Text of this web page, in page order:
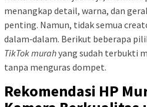
menangkap detail, warna, dan
penting. Namun, tidak semua
dalam‑dalam. Berikut beberapa
TikTok murahyang sudah terbukti
tanpa menguras dompet.
Rekomendasi HP